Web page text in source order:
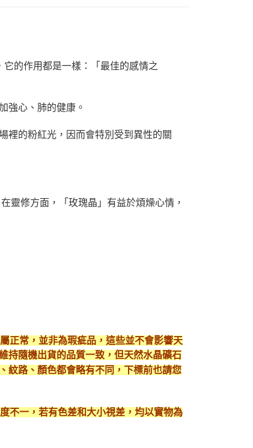
NT$3,000(含以上)免運費
的作用都是一樣：「最佳的感情之
強心、肺的健康。
裡的粉紅光，因而會特別受到異性的關
靈修方面，「玫瑰晶」有益於煩燥心情，
正常，並非為瑕疵品，這些並不會影響天
持隨機出貨的品質一致，但天然水晶礦石
紋路、顏色都會略有不同，下標前也請您
不一，若有色差和大小視差，均以實物為